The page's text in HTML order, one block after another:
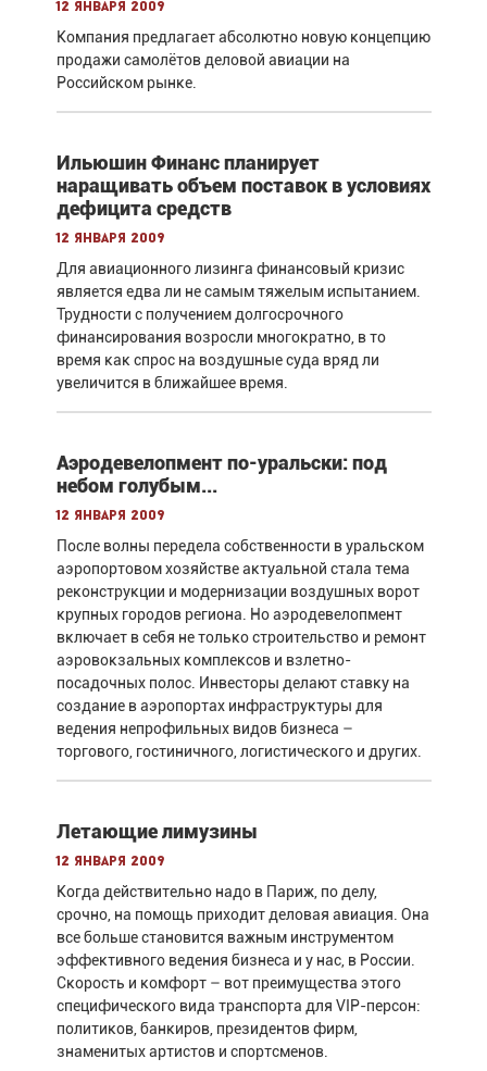
12 января 2009
Компания предлагает абсолютно новую концепцию
продажи самолётов деловой авиации на
Российском рынке.
Ильюшин Финанс планирует
наращивать объем поставок в условиях
дефицита средств
12 января 2009
Для авиационного лизинга финансовый кризис
является едва ли не самым тяжелым испытанием.
Трудности с получением долгосрочного
финансирования возросли многократно, в то
время как спрос на воздушные суда вряд ли
увеличится в ближайшее время.
Аэродевелопмент по-уральски: под
небом голубым...
12 января 2009
После волны передела собственности в уральском
аэропортовом хозяйстве актуальной стала тема
реконструкции и модернизации воздушных ворот
крупных городов региона. Но аэродевелопмент
включает в себя не только строительство и ремонт
аэровокзальных комплексов и взлетно-
посадочных полос. Инвесторы делают ставку на
создание в аэропортах инфраструктуры для
ведения непрофильных видов бизнеса –
торгового, гостиничного, логистического и других.
Летающие лимузины
12 января 2009
Когда действительно надо в Париж, по делу,
срочно, на помощь приходит деловая авиация. Она
все больше становится важным инструментом
эффективного ведения бизнеса и у нас, в России.
Скорость и комфорт – вот преимущества этого
специфического вида транспорта для VIP-персон:
политиков, банкиров, президентов фирм,
знаменитых артистов и спортсменов.